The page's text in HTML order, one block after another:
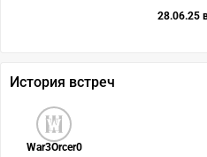
28.06.25
История встреч
War3Orcer0